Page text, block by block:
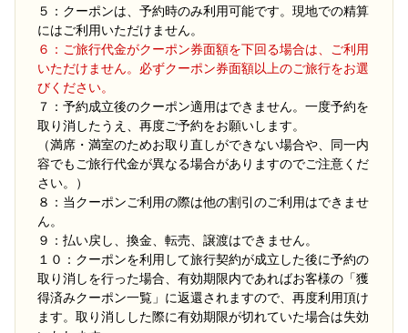
５：クーポンは、予約時のみ利用可能です。現地での精算
にはご利用いただけません。
６：ご旅行代金がクーポン券面額を下回る場合は、ご利用
いただけません。必ずクーポン券面額以上のご旅行をお選
びください。
７：予約成立後のクーポン適用はできません。一度予約を
取り消したうえ、再度ご予約をお願いします。
（満席・満室のためお取り直しができない場合や、同一内
容でもご旅行代金が異なる場合がありますのでご注意くだ
さい。）
８：当クーポンご利用の際は他の割引のご利用はできませ
ん。
９：払い戻し、換金、転売、譲渡はできません。
１０：クーポンを利用して旅行契約が成立した後に予約の
取り消しを行った場合、有効期限内であればお客様の「獲
得済みクーポン一覧」に返還されますので、再度利用頂け
ます。取り消しした際に有効期限が切れていた場合は失効